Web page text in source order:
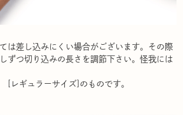
は差し込みにくい場合がございます。その際
ずつ切り込みの長さを調節下さい。怪我には
レギュラーサイズ]のものです。